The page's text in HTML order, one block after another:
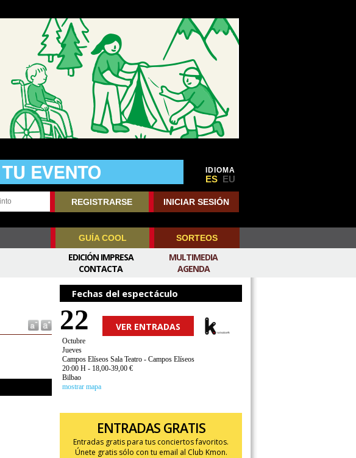
IDIOMA
ES EU
REGISTRARSE INICIAR SESIÓN
GUÍA COOL SORTEOS
MULTIMEDIA
AGENDA
EDICIÓN IMPRESA
CONTACTA
Fechas del espectáculo
22 VER ENTRADAS
Octubre
Jueves
Campos Elíseos Sala Teatro - Campos Elíseos
20:00 H - 18,00-39,00 €
Bilbao
mostrar mapa
ENTRADAS GRATIS
Entradas gratis para tus conciertos favoritos.
Únete gratis sólo con tu email al Club Kmon.